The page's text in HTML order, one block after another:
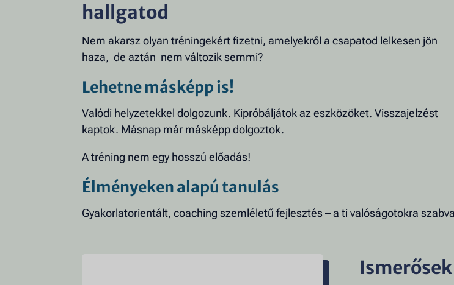
hallgatod
Nem akarsz olyan tréningekért fizetni, amelyekről a csapatod lelkesen jön
haza, de aztán nem változik semmi?
Lehetne másképp is!
Valódi helyzetekkel dolgozunk. Kipróbáljátok az eszközöket. Visszajelzést
kaptok. Másnap már másképp dolgoztok.
A tréning nem egy hosszú előadás!
Élményeken alapú tanulás
Gyakorlatorientált, coaching szemléletű fejlesztés – a ti valóságotokra